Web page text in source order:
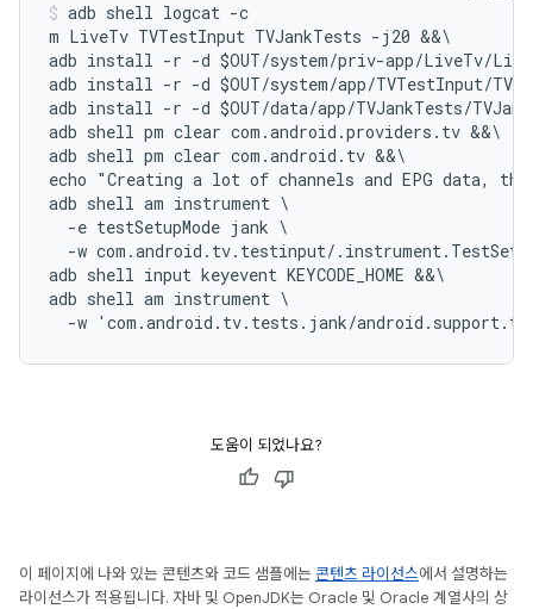
adb shell logcat -c
m LiveTv TVTestInput TVJankTests -j20 &&\
adb install -r -d $OUT/system/priv-app/LiveTv/
adb install -r -d $OUT/system/app/TVTestInput/
adb install -r -d $OUT/data/app/TVJankTests/
adb shell pm clear com.android.providers.tv &&\
adb shell pm clear com.android.tv &&\
echo "Creating a lot of channels and EPG data,
adb shell am instrument \
  -e testSetupMode jank \
-w com.android.tv.testinput/
adb shell input keyevent KEYCODE_HOME &&\
adb shell am instrument \
도움이 되었나요?
이 페이지에 나와 있는 콘텐츠와 코드 샘플에는 콘텐츠 라이선스에서 설명하는
라이선스가 적용됩니다. 자바 및 OpenJDK는 Oracle 및 Oracle 계열사의 상